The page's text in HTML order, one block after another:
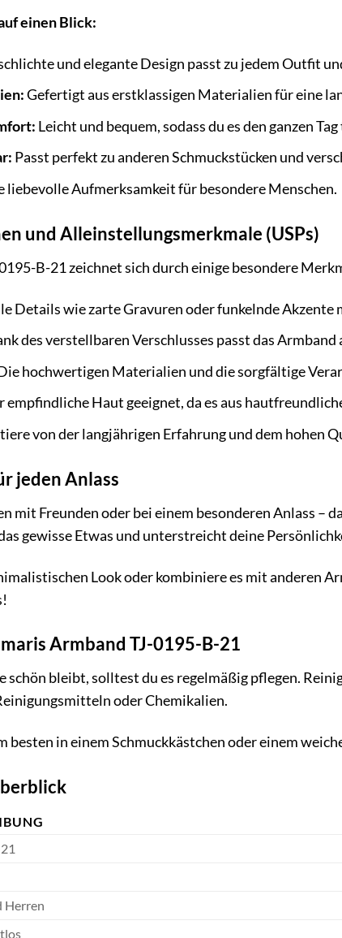
einen Blick:
und elegante Design passt zu jedem Outfit
Gefertigt aus erstklassigen Materialien für eine
Leicht und bequem, sodass du es den ganzen
Passt perfekt zu anderen Schmuckstücken und
liebevolle Aufmerksamkeit für besondere Menschen.
und Alleinstellungsmerkmale (USPs)
B-21 zeichnet sich durch einige besondere
Details wie zarte Gravuren oder funkelnde Akzente
des verstellbaren Verschlusses passt das Armband
hochwertigen Materialien und die sorgfältige
empfindliche Haut geeignet, da es aus
von der langjährigen Erfahrung und dem hohen
jeden Anlass
mit Freunden oder bei einem besonderen Anlass –
gewisse Etwas und unterstreicht deine
Look oder kombiniere es mit anderen
Armband TJ-0195-B-21
schön bleibt, solltest du es regelmäßig pflegen.
oder Chemikalien.
besten in einem Schmuckkästchen oder einem
Herren